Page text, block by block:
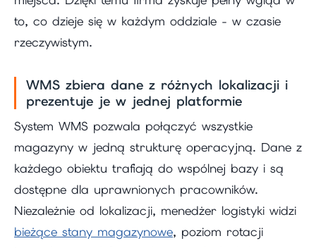
to, co dzieje się w każdym oddziale - w czasie
rzeczywistym.
WMS zbiera dane z różnych lokalizacji i
prezentuje je w jednej platformie
System WMS pozwala połączyć wszystkie
magazyny w jedną strukturę operacyjną. Dane z
każdego obiektu trafiają do wspólnej bazy i są
dostępne dla uprawnionych pracowników.
Niezależnie od lokalizacji, menedżer logistyki widzi
bieżące stany magazynowe, poziom rotacji